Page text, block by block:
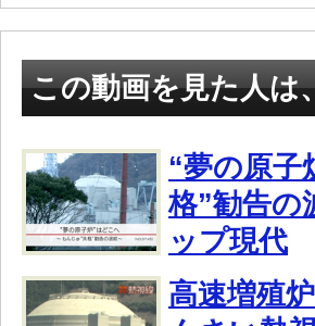
この動画を見た人は
“夢の原子
格”勧告の
ップ現代
高速増殖